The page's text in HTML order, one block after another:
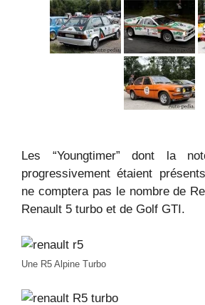
Les “Youngtimer” dont la
progressivement étaient
ne comptera pas le nombre de
Renault 5 turbo et de Golf GTI.
Une R5 Alpine Turbo